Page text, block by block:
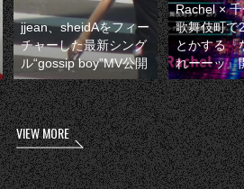
jjean、sheidAをフィー
チャーした最新シング
ル“gossip boy”MV公開
Rachel ×
歌舞伎町で
とかする『
れーーッ』
VIEW MORE